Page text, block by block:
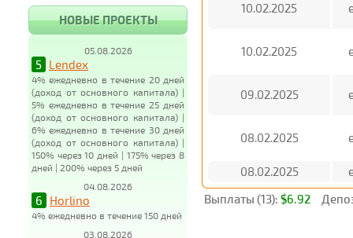
НОВЫЕ ПРОЕКТЫ
05.08.2026
5 Lendex
4% ежедневно в течение 20 дней
(доход от основного капитала) |
5% ежедневно в течение 25 дней
(доход от основного капитала) |
6% ежедневно в течение 30 дней
(доход от основного капитала) |
150% через 10 дней | 175% через 8
дней | 200% через 5 дней
04.08.2026
6 Horlino
4% ежедневно в течение 150 дней
03.08.2026
10.02.2025
10.02.2025
09.02.2025
08.02.2025
08.02.2025
Выплаты (13): $6.92